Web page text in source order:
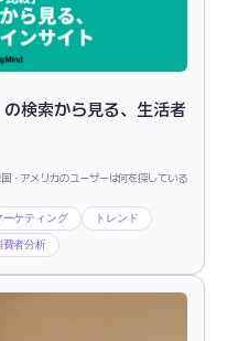
の検索から見る、生活者
・アメリカのユーザーは何を探している
ーケティング トレンド
費者分析